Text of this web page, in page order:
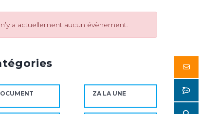
n’y a actuellement aucun évènement.
ZA LA UNE